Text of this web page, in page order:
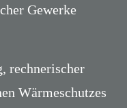
Gewerke
rechnerischer
Wärmeschutzes